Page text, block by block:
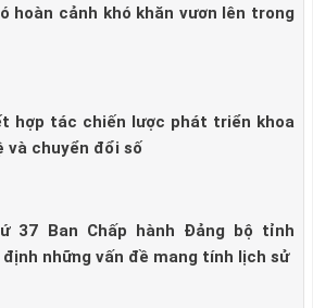
hoàn cảnh khó khăn vươn lên trong
hợp tác chiến lược phát triển khoa
và chuyển đổi số
37 Ban Chấp hành Đảng bộ tỉnh
định những vấn đề mang tính lịch sử